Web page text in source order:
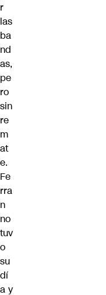
r
las
ba
nd
as,
pe
ro
sin
re
m
at
e.
Fe
rra
n
no
tuv
o
su
dí
a y